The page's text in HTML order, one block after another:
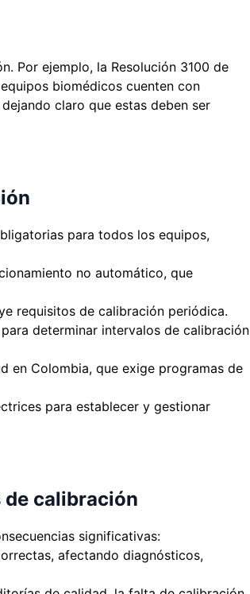
Por ejemplo, la Resolución 3100 de
biomédicos cuenten con
claro que estas deben ser
para todos los equipos,
no automático, que
requisitos de calibración periódica.
determinar intervalos de calibración
en Colombia, que exige programas de
para establecer y gestionar
de calibración
significativas:
afectando diagnósticos,